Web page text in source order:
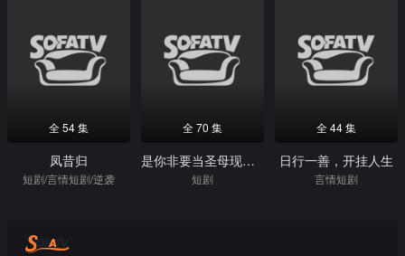
全 54 集
凤昔归
短剧/言情短剧/逆袭
全 70 集
是你非要当圣母现在哭什么
短剧
全 44 集
日行一善，开挂人生
言情短剧